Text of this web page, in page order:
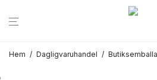
Hem / Dagligvaruhandel /